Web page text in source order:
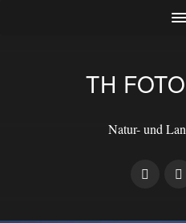
TH
Natur- und